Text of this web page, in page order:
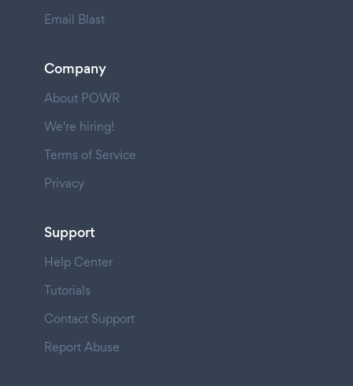
Email Blast
Company
About POWR
We're hiring!
Terms of Service
Privacy
Support
Help Center
Tutorials
Contact Support
Report Abuse